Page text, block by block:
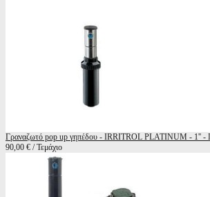
Γραναζωτό pop up γηπέδου - IRRITROL PLATINUM -
90,00 € / Τεμάχιο